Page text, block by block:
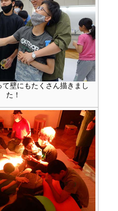
壁にもたくさん描きまし
た！